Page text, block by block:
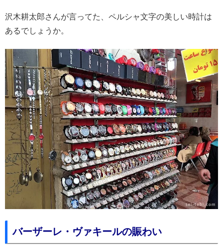
沢木耕太郎さんが言ってた、ペルシャ文字の美しい時計は
あるでしょうか。
バーザーレ・ヴァキールの賑わい